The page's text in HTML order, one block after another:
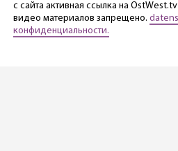
с сайта активная ссылка на
видео материалов запрещено.
конфиденциальности.